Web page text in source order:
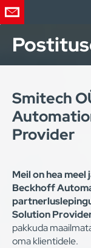
Smitech
Provider
Meil on hea
Beckhoff
Solution
pakkuda
oma klientidele.